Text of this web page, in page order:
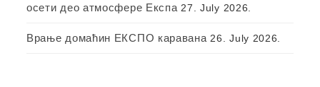
осети део атмосфере Експа 27. July 2026.
Врање домаћин ЕКСПО каравана 26. July 2026.